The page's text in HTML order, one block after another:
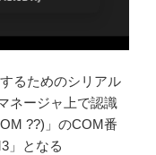
るためのシリアル
ネージャ上で認識
??)」のCOM番
」となる